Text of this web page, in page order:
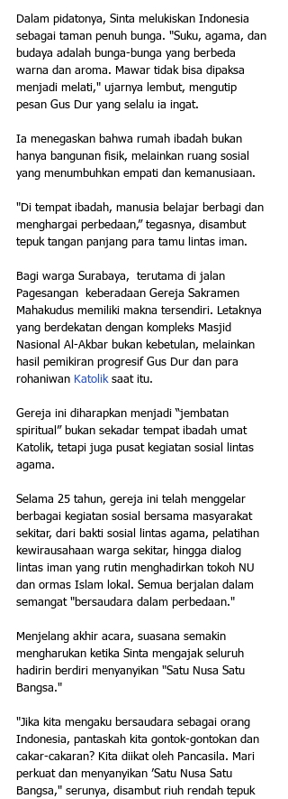
Dalam pidatonya, Sinta melukiskan Indonesia
sebagai taman penuh bunga. "Suku, agama, dan
budaya adalah bunga-bunga yang berbeda
warna dan aroma. Mawar tidak bisa dipaksa
menjadi melati," ujarnya lembut, mengutip
pesan Gus Dur yang selalu ia ingat.
Ia menegaskan bahwa rumah ibadah bukan
hanya bangunan fisik, melainkan ruang sosial
yang menumbuhkan empati dan kemanusiaan.
"Di tempat ibadah, manusia belajar berbagi dan
menghargai perbedaan,” tegasnya, disambut
tepuk tangan panjang para tamu lintas iman.
Bagi warga Surabaya,  terutama di jalan
Pagesangan  keberadaan Gereja Sakramen
Mahakudus memiliki makna tersendiri. Letaknya
yang berdekatan dengan kompleks Masjid
Nasional Al-Akbar bukan kebetulan, melainkan
hasil pemikiran progresif Gus Dur dan para
rohaniwan Katolik saat itu.
Gereja ini diharapkan menjadi “jembatan
spiritual” bukan sekadar tempat ibadah umat
Katolik, tetapi juga pusat kegiatan sosial lintas
agama.
Selama 25 tahun, gereja ini telah menggelar
berbagai kegiatan sosial bersama masyarakat
sekitar, dari bakti sosial lintas agama, pelatihan
kewirausahaan warga sekitar, hingga dialog
lintas iman yang rutin menghadirkan tokoh NU
dan ormas Islam lokal. Semua berjalan dalam
semangat "bersaudara dalam perbedaan."
Menjelang akhir acara, suasana semakin
mengharukan ketika Sinta mengajak seluruh
hadirin berdiri menyanyikan "Satu Nusa Satu
Bangsa."
"Jika kita mengaku bersaudara sebagai orang
Indonesia, pantaskah kita gontok-gontokan dan
cakar-cakaran? Kita diikat oleh Pancasila. Mari
perkuat dan menyanyikan ’Satu Nusa Satu
Bangsa," serunya, disambut riuh rendah tepuk